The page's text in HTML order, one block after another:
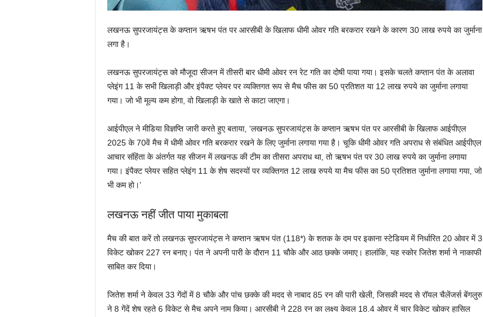
लखनऊ सुपरजायंट्स के कप्‍तान ऋषभ पंत पर आरसीबी के खिलाफ धीमी ओवर गति बरकरार रखने के कारण 30 लाख रुपये का जुर्माना
लगा है।
लखनऊ सुपरजायंट्स को मौजूदा सीजन में तीसरी बार धीमी ओवर रन रेट गति का दोषी पाया गया। इसके चलते कप्‍तान पंत के अलावा
प्‍लेइंग 11 के सभी खिलाड़ी और इंपैक्‍ट प्‍लेयर पर व्‍यक्तिगत रूप से मैच फीस का 50 प्रतिशत या 12 लाख रुपये का जुर्माना लगाया
गया। जो भी मूल्‍य कम होगा, वो खिलाड़ी के खाते से काटा जाएगा।
आईपीएल ने मीडिया विज्ञप्ति जारी करते हुए बताया, ‘लखनऊ सुपरजायंट्स के कप्‍तान ऋषभ पंत पर आरसीबी के खिलाफ आईपीएल
2025 के 70वें मैच में धीमी ओवर गति बरकरार रखने के लिए जुर्माना लगाया गया है। चूकि धीमी ओवर गति अपराध से संबंधित आईपीएल
आचार संहिंता के अंतर्गत यह सीजन में लखनऊ की टीम का तीसरा अपराध था, तो ऋषभ पंत पर 30 लाख रुपये का जुर्माना लगाया
गया। इंपैक्‍ट प्‍लेयर सहित प्‍लेइंग 11 के शेष सदस्‍यों पर व्‍यक्तिगत 12 लाख रुपये या मैच फीस का 50 प्रतिशत जुर्माना लगाया गया, जो
भी कम हो।’
लखनऊ नहीं जीत पाया मुकाबला
मैच की बात करें तो लखनऊ सुपरजायंट्स ने कप्‍तान ऋषभ पंत (118*) के शतक के दम पर इकाना स्‍टेडियम में निर्धारित 20 ओवर में 3
विकेट खोकर 227 रन बनाए। पंत ने अपनी पारी के दौरान 11 चौके और आठ छक्‍के जमाए। हालांकि, यह स्‍कोर जितेश शर्मा ने नाकाफी
साबित कर दिया।
जितेश शर्मा ने केवल 33 गेंदों में 8 चौके और पांच छक्‍के की मदद से नाबाद 85 रन की पारी खेली, जिसकी मदद से रॉयल चैलेंजर्स बेंगलुरु
ने 8 गेंदें शेष रहते 6 विकेट से मैच अपने नाम किया। आरसीबी ने 228 रन का लक्ष्‍य केवल 18.4 ओवर में चार विकेट खोकर हासिल